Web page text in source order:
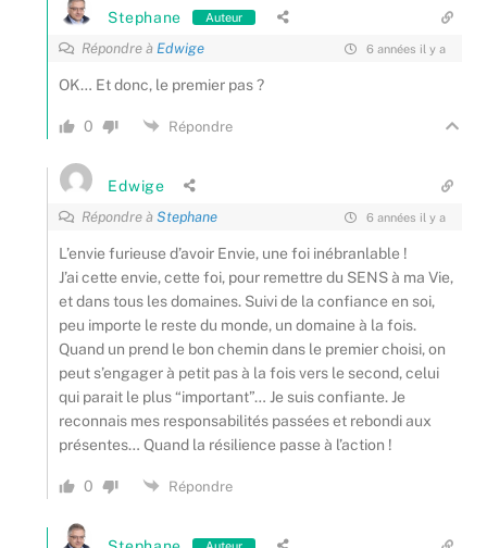
Stephane Auteur
Répondre àEdwige 6 années il y a
OK… Et donc, le premier pas ?
0 Répondre
Edwige
Répondre àStephane 6 années il y a
L’envie furieuse d’avoir Envie, une foi inébranlable !
J’ai cette envie, cette foi, pour remettre du SENS à ma Vie,
et dans tous les domaines. Suivi de la confiance en soi,
peu importe le reste du monde, un domaine à la fois.
Quand un prend le bon chemin dans le premier choisi, on
peut s’engager à petit pas à la fois vers le second, celui
qui parait le plus “important”… Je suis confiante. Je
reconnais mes responsabilités passées et rebondi aux
présentes… Quand la résilience passe à l’action !
0 Répondre